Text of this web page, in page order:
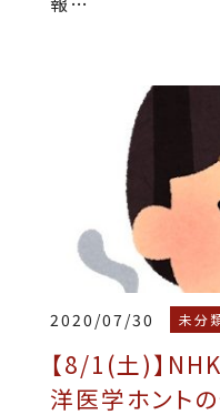
2020/07/30 未分
【8/1(土)】
洋医学ホント